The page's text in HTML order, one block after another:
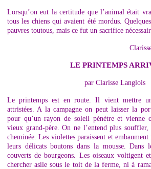
Lorsqu’on eut la certitude que l’animal était
tous les chiens qui avaient été mordus.
pauvres toutous, mais ce fut un sacrifice
LE PRINTEMPS
par Clarisse Langlois
Le printemps est en route. Il vient mettre
attristées. A la campagne on peut laisser la
pour qu’un rayon de soleil pénètre et vienne
vieux grand-père. On ne l’entend plus
cheminée. Les violettes paraissent et
leurs délicats boutons dans la mousse. Dans
couverts de bourgeons. Les oiseaux voltigent
chercher asile sous le toit de la ferme, ni à